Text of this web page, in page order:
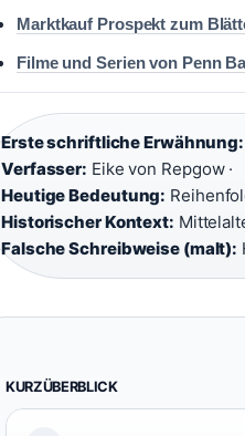
Marktkauf Prospekt zum
Filme und Serien von Penn
Erste schriftliche Erwähnung:
Verfasser: Eike von Repgow ·
Heutige Bedeutung:
Historischer Kontext:
Falsche Schreibweise (malt):
KURZÜBERBLICK